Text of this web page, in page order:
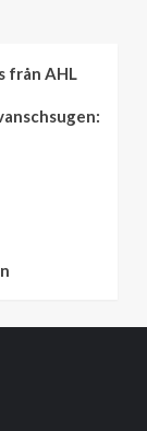
från AHL